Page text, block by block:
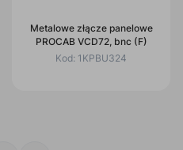
Metalowe złącze panelowe
PROCAB VCD72, bnc (F)
Kod: 1KPBU324